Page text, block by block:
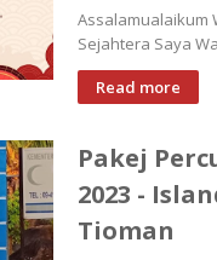
Assalamualaikum
Sejahtera Saya
Read more
Pakej
2023 -
Tioman